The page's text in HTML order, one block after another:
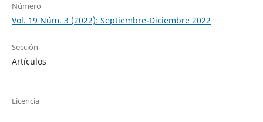
Número
Vol. 19 Núm. 3 (2022): Septiembre-Diciembre 2022
Sección
Artículos
Licencia